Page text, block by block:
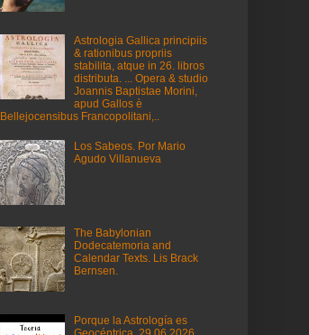
Astrologia Gallica principiis
& rationibus propriis
stabilita, atque in 26. libros
distributa. ... Opera & studio
Joannis Baptistae Morini,
apud Gallos è
Bellejocensibus Francopolitani,..
Los Sabeos. Por Mario
Agudo Villanueva
The Babylonian
Dodecatemoria and
Calendar Texts. Lis Brack
Bernsen.
Porque la Astrología es